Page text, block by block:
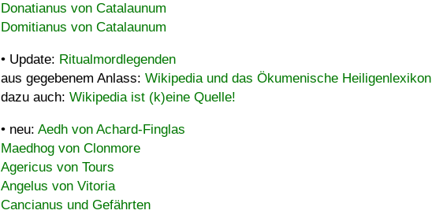
Donatianus von Catalaunum
Domitianus von Catalaunum
• Update: Ritualmordlegenden
aus gegebenem Anlass: Wikipedia und das Ökumenische Heiligenlexikon
dazu auch: Wikipedia ist (k)eine Quelle!
• neu: Aedh von Achard-Finglas
Maedhog von Clonmore
Agericus von Tours
Angelus von Vitoria
Cancianus und Gefährten